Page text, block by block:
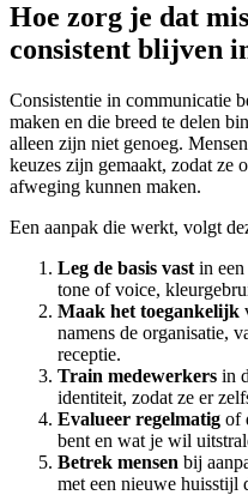
Hoe zorg je dat
consistent blijven
Consistentie in communicatie
maken en die breed te delen
alleen zijn niet genoeg.
keuzes zijn gemaakt, zodat ze
afweging kunnen maken.
Een aanpak die werkt, volgt
Leg de basis vast in
tone of voice,
Maak het toegankelijk
namens de organisatie,
receptie.
Train medewerkers in
identiteit, zodat ze er
Evalueer regelmatig of
bent en wat je wil
Betrek mensen bij
met een nieuwe huisstijl